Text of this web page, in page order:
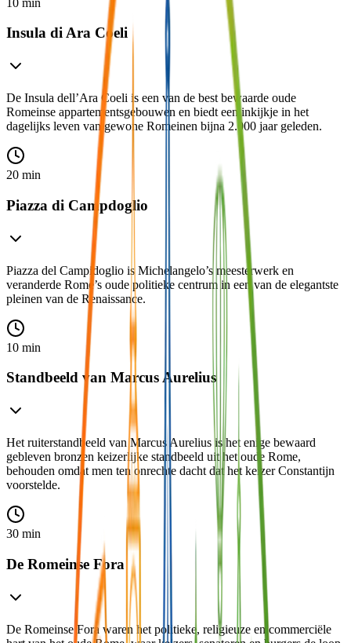
Insula di Ara Coeli
De Insula dell’Ara Coeli is een van de best bewaarde oude
Romeinse appartementsgebouwen en biedt een inkijkje in het
dagelijks leven van gewone Romeinen bijna 2.000 jaar geleden.
20 min
Piazza di Campdoglio
Piazza del Campidoglio is Michelangelo’s meesterwerk en
veranderde Rome’s oude politieke centrum in een van de elegantste
pleinen van de Renaissance.
10 min
Standbeeld van Marcus Aurelius
Het ruiterstandbeeld van Marcus Aurelius is het enige bewaard
gebleven bronzen keizerlijke standbeeld uit het oude Rome,
behouden omdat men ten onrechte dacht dat het keizer Constantijn
voorstelde.
30 min
De Romeinse Fora
De Romeinse Fora waren het politieke, religieuze en commerciële